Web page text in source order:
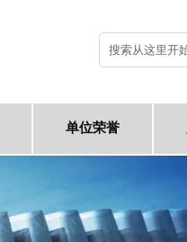
单位荣誉